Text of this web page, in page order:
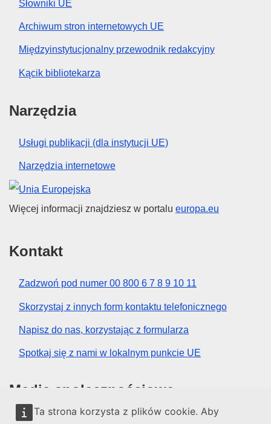
Ta strona korzysta z plików cookie. Aby
Słowniki UE
Archiwum stron internetowych UE
Międzyinstytucjonalny przewodnik redakcyjny
Kącik bibliotekarza
Narzędzia
Usługi publikacji (dla instytucji UE)
Narzędzia internetowe
Unia Europejska
Więcej informacji znajdziesz w portalu europa.eu
Kontakt
Zadzwoń pod numer 00 800 6 7 8 9 10 11
Skorzystaj z innych form kontaktu telefonicznego
Napisz do nas, korzystając z formularza
Spotkaj się z nami w lokalnym punkcie UE
Media społecznościowe
Obserwuj UE w mediach społecznościowych